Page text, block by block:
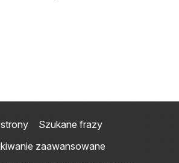
Szukane frazy
zaawansowane